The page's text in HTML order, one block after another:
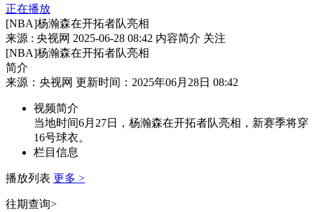
正在播放
[NBA]杨瀚森在开拓者队亮相
来源 : 央视网 2025-06-28 08:42 内容简介 关注
[NBA]杨瀚森在开拓者队亮相
简介
来源：央视网 更新时间：2025年06月28日 08:42
视频简介
当地时间6月27日，杨瀚森在开拓者队亮相，新赛季将穿
16号球衣。
栏目信息
播放列表 更多 >
往期查询>